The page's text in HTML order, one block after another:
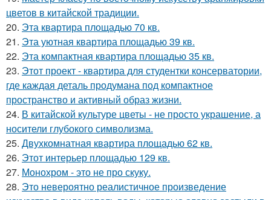
цветов в китайской традиции.
20. Эта квартира площадью 70 кв.
21. Эта уютная квартира площадью 39 кв.
22. Эта компактная квартира площадью 35 кв.
23. Этот проект - квартира для студентки консерватории,
где каждая деталь продумана под компактное
пространство и активный образ жизни.
24. В китайской культуре цветы - не просто украшение, а
носители глубокого символизма.
25. Двухкомнатная квартира площадью 62 кв.
26. Этот интерьер площадью 129 кв.
27. Монохром - это не про скуку.
28. Это невероятно реалистичное произведение